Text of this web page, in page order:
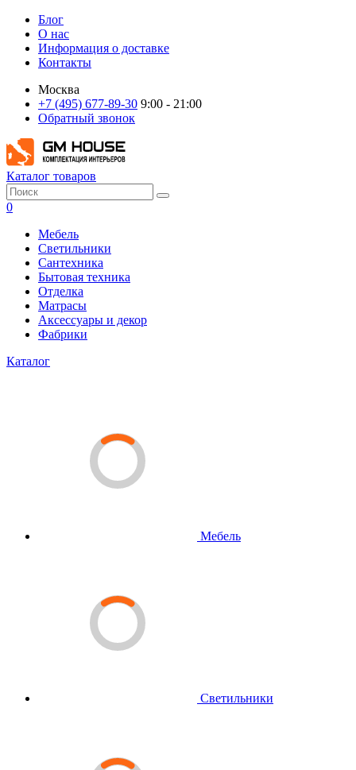
Блог
О нас
Информация о доставке
Контакты
Москва
+7 (495) 677-89-30 9:00 - 21:00
Обратный звонок
Каталог товаров
0
Мебель
Светильники
Сантехника
Бытовая техника
Отделка
Матрасы
Аксессуары и декор
Фабрики
Каталог
Мебель
Светильники